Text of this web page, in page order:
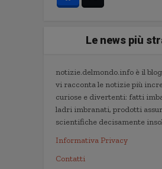
Le news più
notizie.delmondo.info è il
vi racconta le notizie più
curiose e divertenti: fatti
ladri imbranati, prodotti
scientifiche decisamente
Informativa Privacy
Contatti